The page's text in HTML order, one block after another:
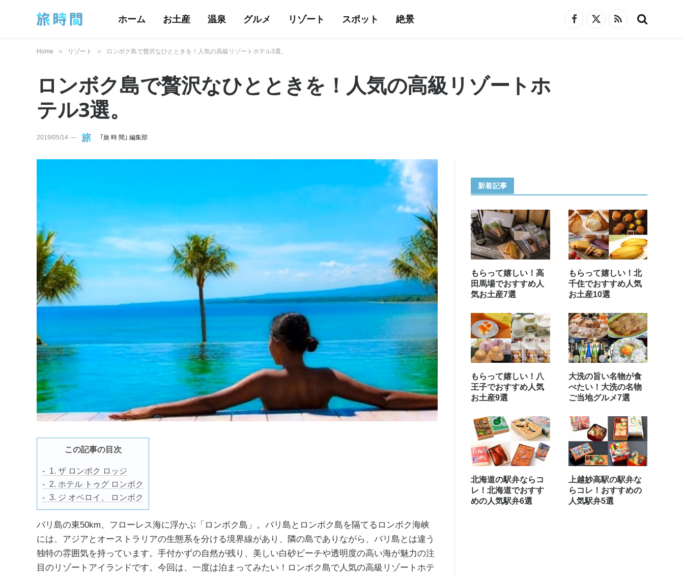
ホーム お土産 温泉 グルメ リゾート スポット 絶景 Facebook
X
RSS
Home » リゾート » ロンボク島で贅沢なひとときを！人気の高級リゾートホテル3選。
ロンボク島で贅沢なひとときを！人気の高級リゾートホ
テル3選。
2019/05/14 ｢旅 時 間｣ 編集部
この記事の目次
1. ザ ロンボク ロッジ
2. ホテル トゥグ ロンボク
3. ジ オベロイ、 ロンボク
バリ島の東50km、フローレス海に浮かぶ「ロンボク島」。バリ島とロンボク島を隔てるロンボク海峡
には、アジアとオーストラリアの生態系を分ける境界線があり、隣の島でありながら、バリ島とは違う
独特の雰囲気を持っています。手付かずの自然が残り、美しい白砂ビーチや透明度の高い海が魅力の注
目のリゾートアイランドです。今回は、一度は泊まってみたい！ロンボク島で人気の高級リゾートホテ
新着記事
もらって嬉しい！高
田馬場でおすすめ人
気お土産7選
もらって嬉しい！北
千住でおすすめ人気
お土産10選
もらって嬉しい！八
王子でおすすめ人気
お土産9選
大洗の旨い名物が食
べたい！大洗の名物
ご当地グルメ7選
北海道の駅弁ならコ
レ！北海道でおすす
めの人気駅弁6選
上越妙高駅の駅弁な
らコレ！おすすめの
人気駅弁5選